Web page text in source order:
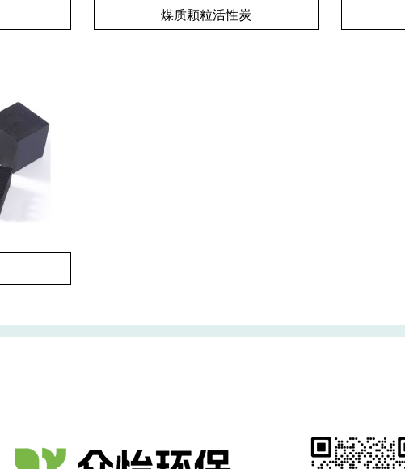
煤质颗粒活性炭